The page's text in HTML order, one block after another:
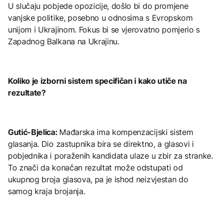
U slučaju pobjede opozicije, došlo bi do promjene
vanjske politike, posebno u odnosima s Evropskom
unijom i Ukrajinom. Fokus bi se vjerovatno pomjerio s
Zapadnog Balkana na Ukrajinu.
Koliko je izborni sistem specifičan i kako utiče na
rezultate?
Gutić-Bjelica: Mađarska ima kompenzacijski sistem
glasanja. Dio zastupnika bira se direktno, a glasovi i
pobjednika i poraženih kandidata ulaze u zbir za stranke.
To znači da konačan rezultat može odstupati od
ukupnog broja glasova, pa je ishod neizvjestan do
samog kraja brojanja.